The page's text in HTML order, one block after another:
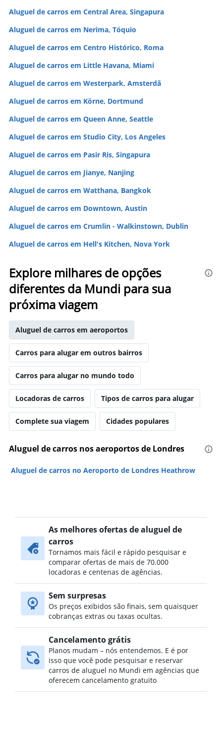
Aluguel de carros em Central Area, Singapura
Aluguel de carros em Nerima, Tóquio
Aluguel de carros em Centro Histórico, Roma
Aluguel de carros em Little Havana, Miami
Aluguel de carros em Westerpark, Amsterdã
Aluguel de carros em Körne, Dortmund
Aluguel de carros em Queen Anne, Seattle
Aluguel de carros em Studio City, Los Angeles
Aluguel de carros em Pasir Ris, Singapura
Aluguel de carros em Jianye, Nanjing
Aluguel de carros em Watthana, Bangkok
Aluguel de carros em Downtown, Austin
Aluguel de carros em Crumlin - Walkinstown, Dublin
Aluguel de carros em Hell's Kitchen, Nova York
Explore milhares de opções
diferentes da Mundi para sua
próxima viagem
Aluguel de carros em aeroportos
Carros para alugar em outros bairros
Carros para alugar no mundo todo
Locadoras de carros Tipos de carros para alugar
Complete sua viagem Cidades populares
Aluguel de carros nos aeroportos de Londres
Aluguel de carros no Aeroporto de Londres Heathrow
As melhores ofertas de aluguel de
carros
Tornamos mais fácil e rápido pesquisar e
comparar ofertas de mais de 70.000
locadoras e centenas de agências.
Sem surpresas
Os preços exibidos são finais, sem quaisquer
cobranças extras ou taxas ocultas.
Cancelamento grátis
Planos mudam – nós entendemos. E é por
isso que você pode pesquisar e reservar
carros de aluguel no Mundi em agências que
oferecem cancelamento gratuito